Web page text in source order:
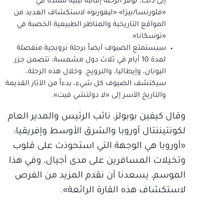
«فلورنسا/بيزا» «ليفورنو» لاستكشاف العديد من
المواقع التاريخية والمناظر الطبيعية الخصبة في
«توسكانا».
سيستمتع الضيوف أيضاً برحلة نرويجية منفصلة
لمدة 10 أيام في ثلاث دول مشمسة، تتضمن جزر
اليونان، وإيطاليا، والنرويج. وخلال هذه الرحلة،
سيكتشف الضيوف كل شيء، بدءاً من الآثار القديمة
والتاريخ الآسر إلى «لا دولتشي فيت».
وقال كيفين بوبولز، نائب الرئيس والمدير العام
لكونتيننتال أوروبا والشرق الأوسط وإفريقيا:
«أوروبا هي الوجهة التي استحوذت على قلوب
وتخيلات المسافرين على مدى أجيال، وفي هذا
الموسم، يسعدنا أن نقدم المزيد من الفرص
لاستكشاف هذه القارة الرائعة».